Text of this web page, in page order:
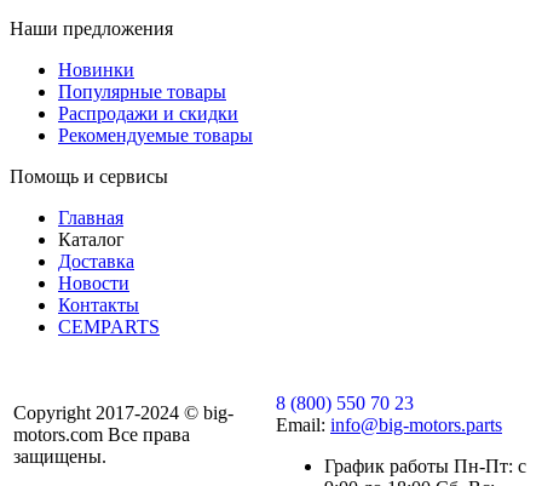
Наши предложения
Новинки
Популярные товары
Распродажи и скидки
Рекомендуемые товары
Помощь и сервисы
Главная
Каталог
Доставка
Новости
Контакты
CEMPARTS
Copyright 2017-2024 © big-
motors.com Все права
защищены.
8 (800) 550 70 23
Email: info@big-motors.parts
График работы Пн-Пт: с